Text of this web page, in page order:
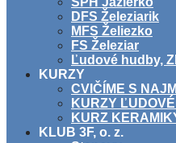
DFS Železiarik
MFS Želiezko
FS Železiar
Ľudové hudby,
KURZY
CVIČÍME S
KURZY
KURZ
KLUB 3F, o. z.